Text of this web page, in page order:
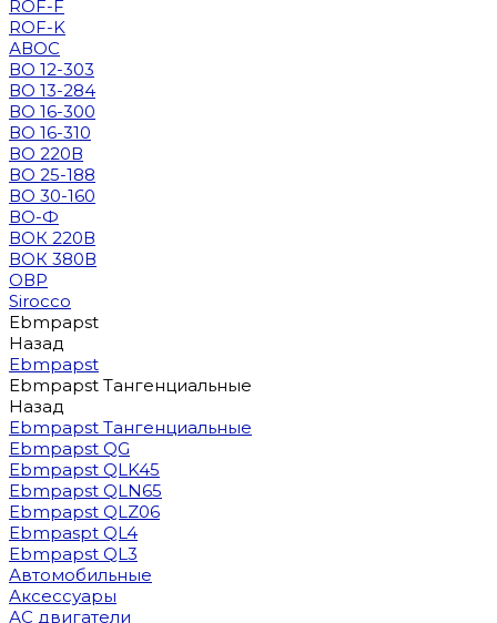
ROF-F
ROF-K
АВОС
ВО 12-303
ВО 13-284
ВО 16-300
ВО 16-310
ВО 220В
ВО 25-188
ВО 30-160
ВО-Ф
ВОК 220В
ВОК 380В
ОВР
Sirocco
Ebmpapst
Назад
Ebmpapst
Ebmpapst Тангенциальные
Назад
Ebmpapst Тангенциальные
Ebmpapst QG
Ebmpapst QLK45
Ebmpapst QLN65
Ebmpapst QLZ06
Ebmpaspt QL4
Ebmpapst QL3
Автомобильные
Аксессуары
АС двигатели